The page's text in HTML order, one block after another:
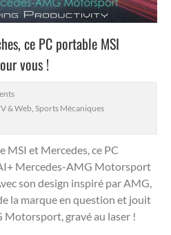
ce PC portable MSI
vous !
& Web Sports Mécaniques
MSI et Mercedes, ce PC
Mercedes-AMG Motorsport
son design inspiré par AMG,
la marque en question et jouit
Motorsport, gravé au laser !